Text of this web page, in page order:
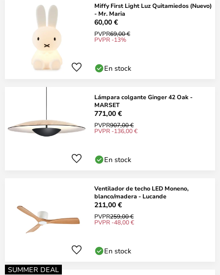
Miffy First Light Luz Quitamiedos (Nuevo)
- Mr. Maria
60,00 €
PVPR69,00 €
PVPR -13%
En stock
Lámpara colgante Ginger 42 Oak -
MARSET
771,00 €
PVPR907,00 €
PVPR -136,00 €
En stock
Ventilador de techo LED Moneno,
blanco/madera - Lucande
211,00 €
PVPR259,00 €
PVPR -48,00 €
En stock
SUMMER DEAL